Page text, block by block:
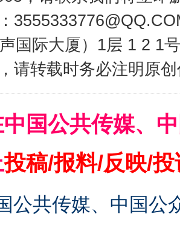
国际大厦）1层 1 2 1
请转载时务必注明原
国公共传媒、
投稿/报料/反映/
公共传媒、中国公